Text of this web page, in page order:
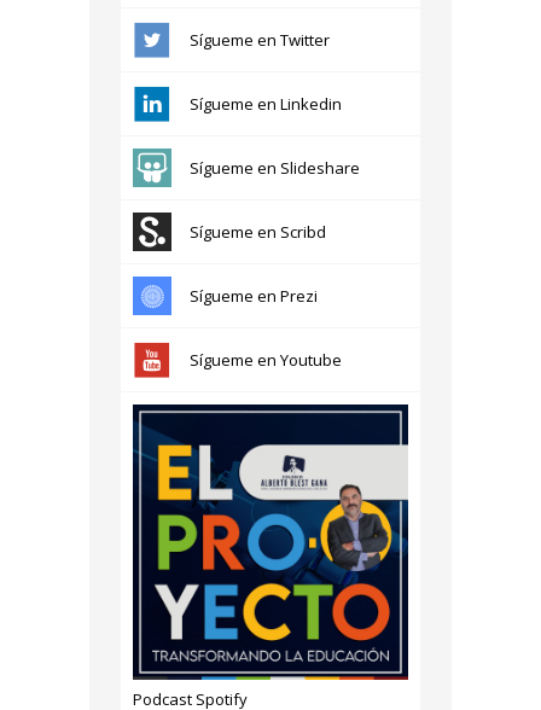
Sígueme en Twitter
Sígueme en Linkedin
Sígueme en Slideshare
Sígueme en Scribd
Sígueme en Prezi
Sígueme en Youtube
Podcast Spotify